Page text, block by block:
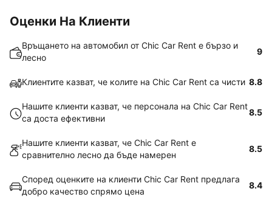
Оценки На Клиенти
Връщането на автомобил от Chic Car Rent е бързо и
лесно
9
Клиентите казват, че колите на Chic Car Rent са чисти 8.8
Нашите клиенти казват, че персонала на Chic Car Rent
са доста ефективни
8.5
Нашите клиенти казват, че Chic Car Rent е
сравнително лесно да бъде намерен
8.5
Според оценките на клиенти Chic Car Rent предлага
добро качество спрямо цена
8.4